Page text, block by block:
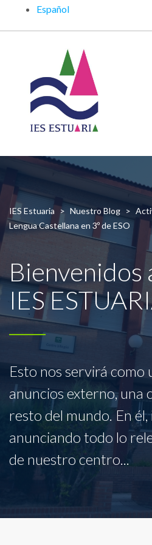
Español
IES Estuaria > Nuestro Blog >
Lengua Castellana en 3º de ESO
Bienvenidos
IES
Esto nos servirá como
anuncios externo, una
resto del mundo. En
anunciando todo lo
de nuestro centro...